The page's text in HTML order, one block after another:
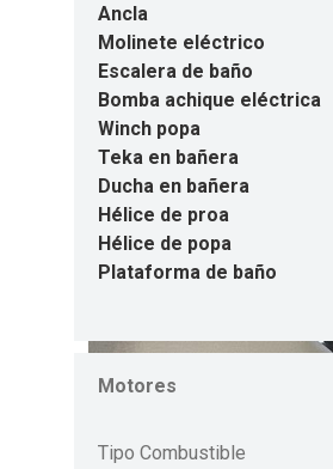
Ancla
Molinete eléctrico
Escalera de baño
Bomba achique eléctrica
Winch popa
Teka en bañera
Ducha en bañera
Hélice de proa
Hélice de popa
Plataforma de baño
Motores
Tipo Combustible